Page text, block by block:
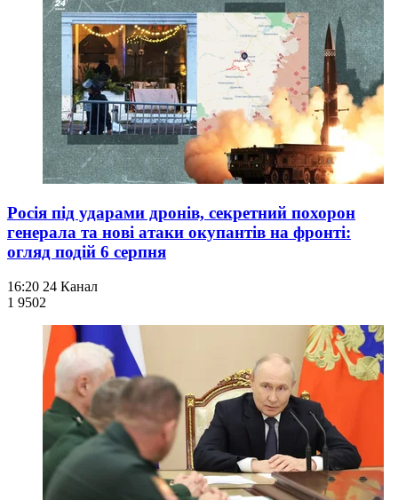
Росія під ударами дронів, секретний похорон
генерала та нові атаки окупантів на фронті:
огляд подій 6 серпня
16:20 24 Канал
1 9502